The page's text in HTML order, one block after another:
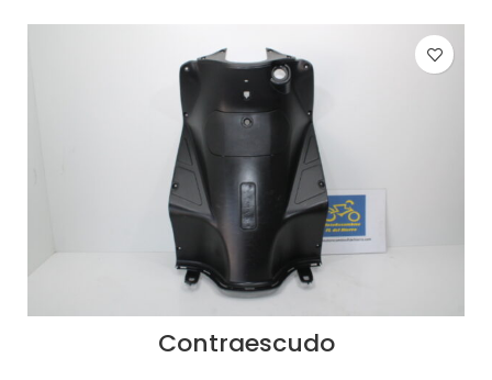
Contraescudo